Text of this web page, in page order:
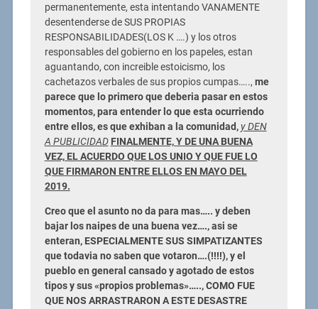
permanentemente, esta intentando VANAMENTE
desentenderse de SUS PROPIAS
RESPONSABILIDADES(LOS K ….) y los otros
responsables del gobierno en los papeles, estan
aguantando, con increible estoicismo, los
cachetazos verbales de sus propios cumpas….., me
parece que lo primero que deberia pasar en estos
momentos, para entender lo que esta ocurriendo
entre ellos, es que exhiban a la comunidad,y DEN
A PUBLICIDAD FINALMENTE, Y DE UNA BUENA
VEZ, EL ACUERDO QUE LOS UNIO Y QUE FUE LO
QUE FIRMARON ENTRE ELLOS EN MAYO DEL
2019.
Creo que el asunto no da para mas….. y deben
bajar los naipes de una buena vez…., asi se
enteran, ESPECIALMENTE SUS SIMPATIZANTES
que todavia no saben que votaron….(!!!!), y el
pueblo en general cansado y agotado de estos
tipos y sus «propios problemas»….., COMO FUE
QUE NOS ARRASTRARON A ESTE DESASTRE